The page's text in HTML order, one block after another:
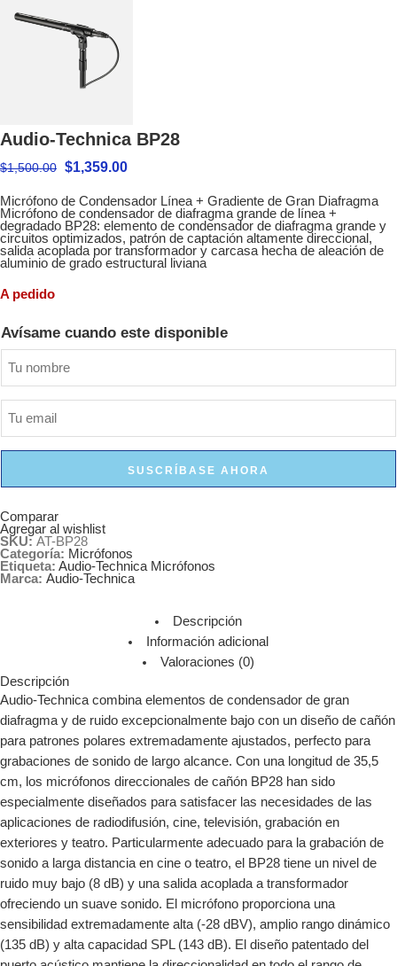
Audio-Technica BP28
$1,500.00 $1,359.00
Micrófono de Condensador Línea + Gradiente de Gran Diafragma
Micrófono de condensador de diafragma grande de línea +
degradado BP28: elemento de condensador de diafragma grande y
circuitos optimizados, patrón de captación altamente direccional,
salida acoplada por transformador y carcasa hecha de aleación de
aluminio de grado estructural liviana
A pedido
Avísame cuando este disponible
SUSCRÍBASE AHORA
Comparar
Agregar al wishlist
SKU: AT-BP28
Categoría: Micrófonos
Etiqueta: Audio-Technica Micrófonos
Marca: Audio-Technica
Descripción
Información adicional
Valoraciones (0)
Descripción
Audio-Technica combina elementos de condensador de gran
diafragma y de ruido excepcionalmente bajo con un diseño de cañón
para patrones polares extremadamente ajustados, perfecto para
grabaciones de sonido de largo alcance. Con una longitud de 35,5
cm, los micrófonos direccionales de cañón BP28 han sido
especialmente diseñados para satisfacer las necesidades de las
aplicaciones de radiodifusión, cine, televisión, grabación en
exteriores y teatro. Particularmente adecuado para la grabación de
sonido a larga distancia en cine o teatro, el BP28 tiene un nivel de
ruido muy bajo (8 dB) y una salida acoplada a transformador
ofreciendo un suave sonido. El micrófono proporciona una
sensibilidad extremadamente alta (-28 dBV), amplio rango dinámico
(135 dB) y alta capacidad SPL (143 dB). El diseño patentado del